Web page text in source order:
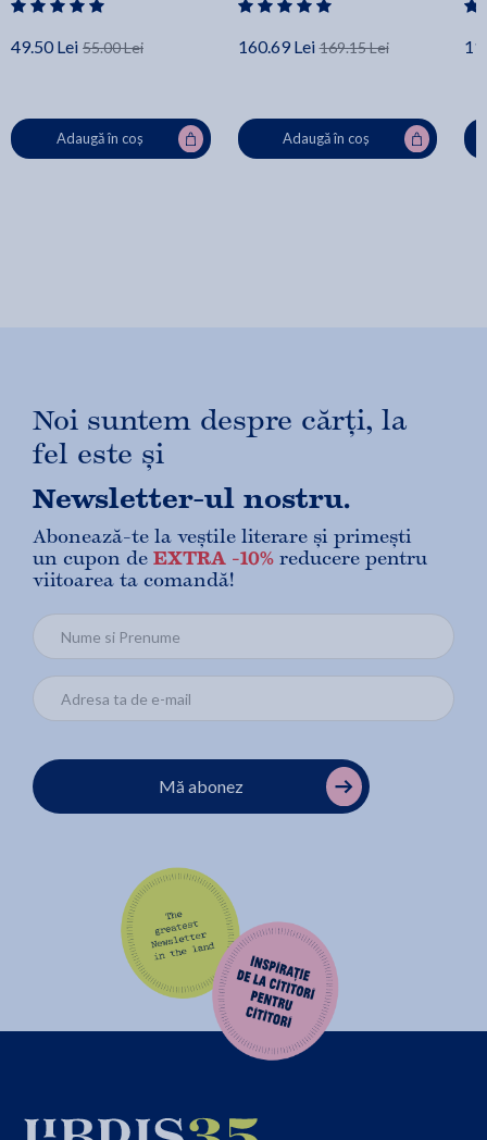
49.50 Lei 55.00 Lei
Adaugă în coș
160.69 Lei 169.15 Lei
Adaugă în coș
Noi suntem despre cărți, la
fel este și
Newsletter-ul nostru.
Abonează-te la veștile literare și primești
un cupon de EXTRA -10% reducere pentru
viitoarea ta comandă!
Mă abonez